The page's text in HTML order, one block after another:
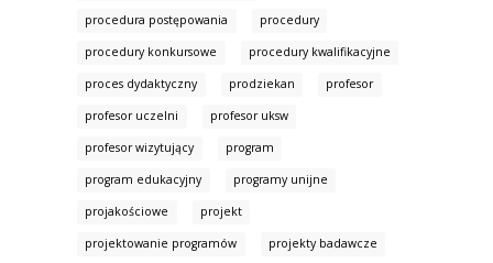
procedura postępowania procedury
procedury konkursowe procedury kwalifikacyjne
proces dydaktyczny prodziekan profesor
profesor uczelni profesor uksw
profesor wizytujący program
program edukacyjny programy unijne
projakościowe projekt
projektowanie programów projekty badawcze